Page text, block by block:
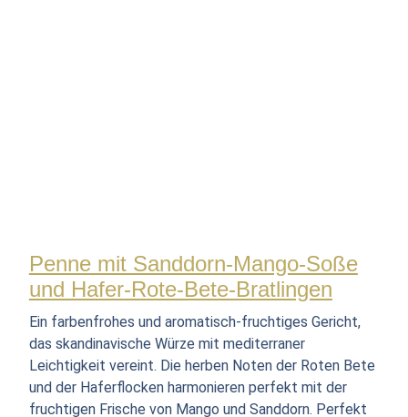
Penne mit Sanddorn-Mango-Soße
und Hafer-Rote-Bete-Bratlingen
Ein farbenfrohes und aromatisch-fruchtiges Gericht,
das skandinavische Würze mit mediterraner
Leichtigkeit vereint. Die herben Noten der Roten Bete
und der Haferflocken harmonieren perfekt mit der
fruchtigen Frische von Mango und Sanddorn. Perfekt